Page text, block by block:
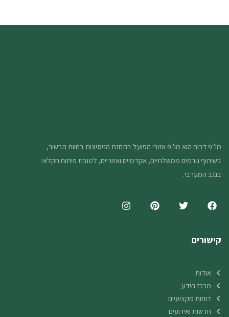
מו"פ דרום הוא מו"פ אזורי הפועל בתחנת הניסיונות בחוות הבשור,
בשיתוף גורמים ממשלתיים, אקדמיים ואזוריים, לטובת פיתוח חקלאי
בנגב המערבי.
קישורים
אודות
מרכז הידע
דוחות מקצועיים
חדשות ואירועים